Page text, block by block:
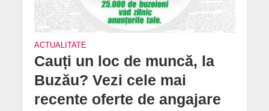
ACTUALITATE
Cauți un loc de muncă, la
Buzău? Vezi cele mai
recente oferte de angajare